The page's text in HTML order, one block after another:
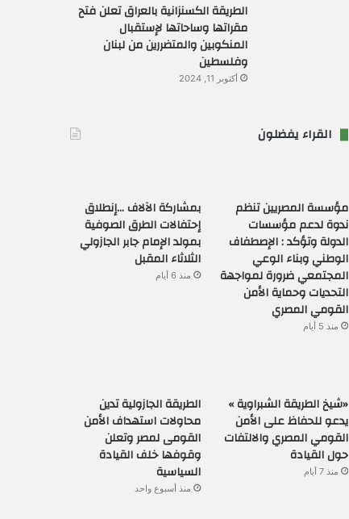
الطريقة الكسنزانية بالعراق تعلن فتح
مقراتها وساحاتها لإستقبال
المنكوبين والمتضررين من لبنان
وفلسطين
أكتوبر 11, 2024
القراء يفضلون
مؤسسة المصريين تنظم
ندوة لدعم مؤسسات
الدولة وتؤكد : الإصطفاف
الوطني وبناء الوعي
المجتمعي ضرورة لمواجهة
التحديات وحماية الأمن
القومي المصري
منذ 5 أيام
بمشاركة الآلاف …إنطلاق
إحتفالات الطرق الصوفية
بمولد الإمام جابر الجازولي
الثلاثاء المقبل
منذ 6 أيام
«شيخ الطريقة الشبراوية »
يدعو للحفاظ على الأمن
القومي المصري والالتفات
حول القيادة
منذ 7 أيام
الطريقة الجازولية تدين
محاولات استهداف الأمن
القومى لمصر وتعلن
وقوفها خلف القيادة
السياسية
منذ أسبوع واحد